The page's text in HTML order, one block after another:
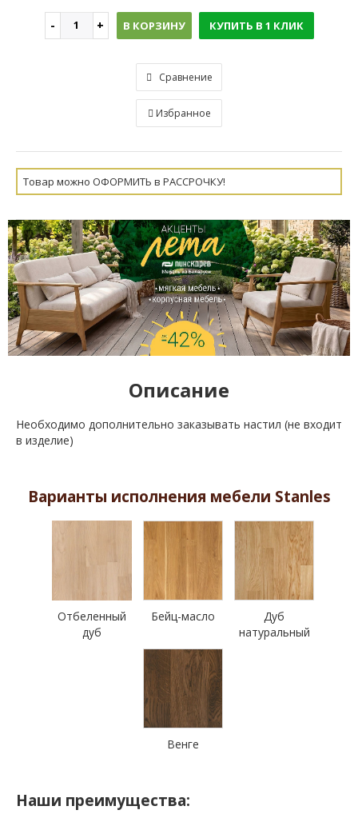
В КОРЗИНУ КУПИТЬ В 1 КЛИК
Сравнение
Избранное
Товар можно ОФОРМИТЬ в РАССРОЧКУ!
Описание
Необходимо дополнительно заказывать настил (не входит
в изделие)
Варианты исполнения мебели Stanles
Отбеленный
дуб
Бейц-масло
Дуб
натуральный
Венге
Наши преимущества: